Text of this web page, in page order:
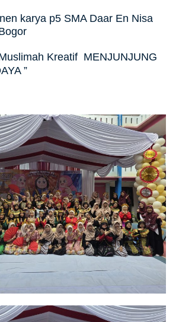
karya p5 SMA Daar En Nisa
Kreatif MENJUNJUNG
”